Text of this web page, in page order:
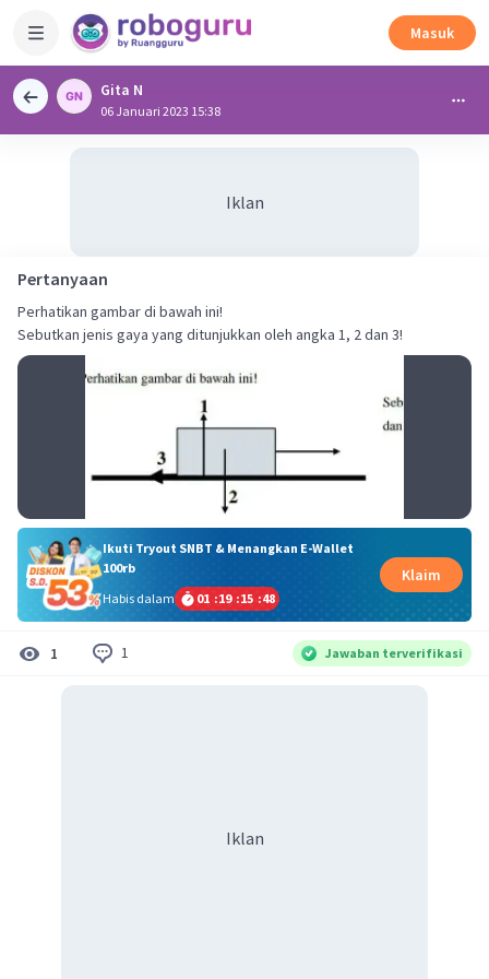
Masuk
Gita N
06 Januari 2023 15:38
Iklan
Pertanyaan
Perhatikan gambar di bawah ini!
Sebutkan jenis gaya yang ditunjukkan oleh angka 1, 2 dan 3!
Ikuti Tryout SNBT & Menangkan E-Wallet
100rb
Habis dalam
01 :19 :15 :48
Klaim
1 1 Jawaban terverifikasi
Iklan